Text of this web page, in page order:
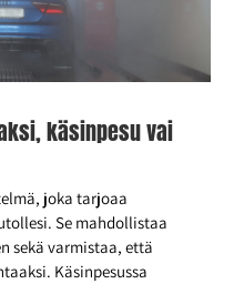
käsinpesu vai
joka tarjoaa
Se mahdollistaa
sekä varmistaa, että
Käsinpesussa